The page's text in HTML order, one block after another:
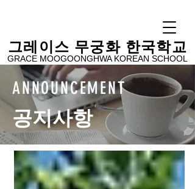
​그레이스 무궁화 한국학교
GRACE MOOGOONGHWA KOREAN SCHOOL
ANNOUNCEMENT
공지사항